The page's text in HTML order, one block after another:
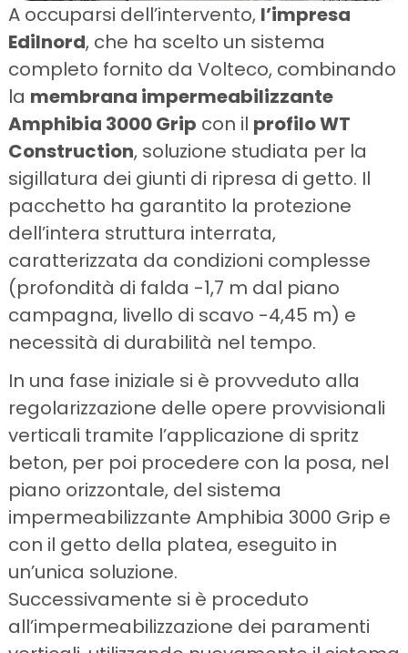
A occuparsi dell’intervento, l’impresa
Edilnord, che ha scelto un sistema
completo fornito da Volteco, combinando
la membrana impermeabilizzante
Amphibia 3000 Grip con il profiloWT
Construction, soluzione studiata per la
sigillatura dei giunti di ripresa di getto. Il
pacchetto ha garantito la protezione
dell’intera struttura interrata,
caratterizzata da condizioni complesse
(profondità di falda -1,7 m dal piano
campagna, livello di scavo -4,45 m) e
necessità di durabilità nel tempo.
In una fase iniziale si è provveduto alla
regolarizzazione delle opere provvisionali
verticali tramite l’applicazione di spritz
beton, per poi procedere con la posa, nel
piano orizzontale, del sistema
impermeabilizzante Amphibia 3000 Grip e
con il getto della platea, eseguito in
un’unica soluzione.
Successivamente si è proceduto
all’impermeabilizzazione dei paramenti